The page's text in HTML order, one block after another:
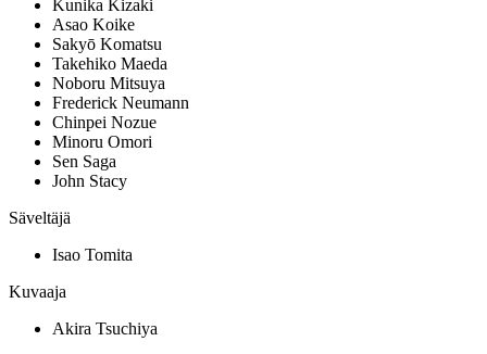
Kunika Kizaki
Asao Koike
Sakyō Komatsu
Takehiko Maeda
Noboru Mitsuya
Frederick Neumann
Chinpei Nozue
Minoru Omori
Sen Saga
John Stacy
Säveltäjä
Isao Tomita
Kuvaaja
Akira Tsuchiya